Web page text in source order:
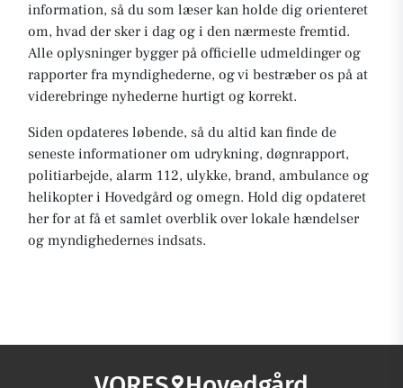
information, så du som læser kan holde dig orienteret
om, hvad der sker i dag og i den nærmeste fremtid.
Alle oplysninger bygger på officielle udmeldinger og
rapporter fra myndighederne, og vi bestræber os på at
viderebringe nyhederne hurtigt og korrekt.
Siden opdateres løbende, så du altid kan finde de
seneste informationer om udrykning, døgnrapport,
politiarbejde, alarm 112, ulykke, brand, ambulance og
helikopter i Hovedgård og omegn. Hold dig opdateret
her for at få et samlet overblik over lokale hændelser
og myndighedernes indsats.